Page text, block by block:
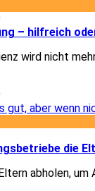
– hilfreich
wird nicht
die
abholen,